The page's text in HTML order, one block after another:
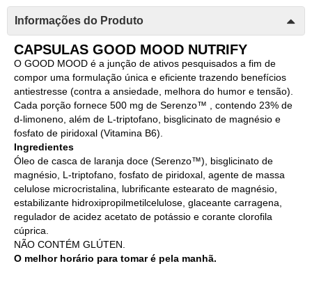
Informações do Produto
CAPSULAS GOOD MOOD NUTRIFY
O GOOD MOOD é a junção de ativos pesquisados a fim de
compor uma formulação única e eficiente trazendo benefícios
antiestresse (contra a ansiedade, melhora do humor e tensão).
Cada porção fornece 500 mg de Serenzo™ , contendo 23% de
d-limoneno, além de L-triptofano, bisglicinato de magnésio e
fosfato de piridoxal (Vitamina B6).
Ingredientes
Óleo de casca de laranja doce (Serenzo™), bisglicinato de
magnésio, L-triptofano, fosfato de piridoxal, agente de massa
celulose microcristalina, lubrificante estearato de magnésio,
estabilizante hidroxipropilmetilcelulose, glaceante carragena,
regulador de acidez acetato de potássio e corante clorofila
cúprica.
NÃO CONTÉM GLÚTEN.
O melhor horário para tomar é pela manhã.